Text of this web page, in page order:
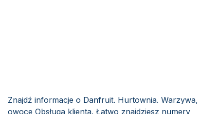
Znajdź informacje o Danfruit. Hurtownia. Warzywa,
owoce Obsługa klienta. Łatwo znajdziesz numery